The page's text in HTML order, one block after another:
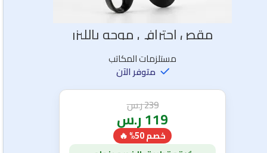
مقص احترافي موجه بالليزر
مستلزمات المكاتب
متوفر الآن
239ر.س
119ر.س
خصم 50% 🔥